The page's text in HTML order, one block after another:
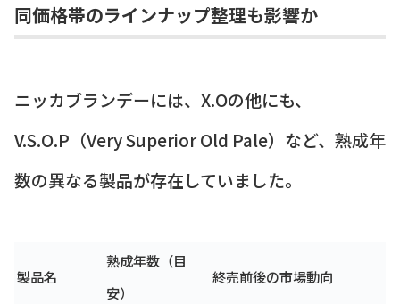
同価格帯のラインナップ整理も影響か
ニッカブランデーには、X.Oの他にも、
V.S.O.P（Very Superior Old Pale）など、熟成年
数の異なる製品が存在していました。
製品名
熟成年数（目
安）
終売前後の市場動向